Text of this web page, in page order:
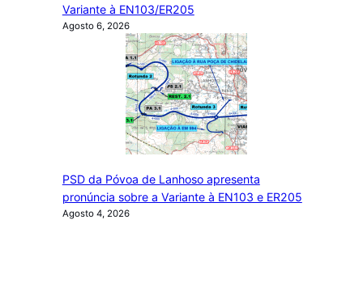
Variante à EN103/ER205
Agosto 6, 2026
PSD da Póvoa de Lanhoso apresenta
pronúncia sobre a Variante à EN103 e ER205
Agosto 4, 2026